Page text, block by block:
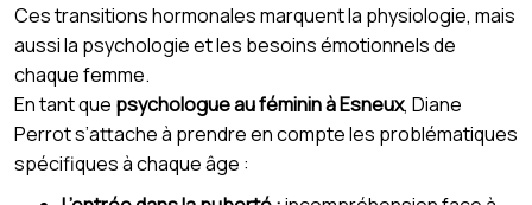
Ces transitions hormonales marquent la physiologie, mais
aussi la psychologie et les besoins émotionnels de
chaque femme.
En tant que psychologue au féminin à Esneux, Diane
Perrot s’attache à prendre en compte les problématiques
spécifiques à chaque âge :